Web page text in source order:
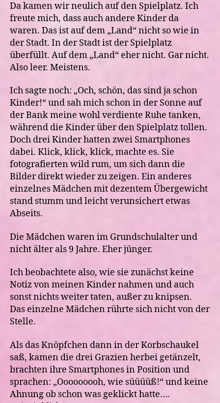
Da kamen wir neulich auf den Spielplatz. Ich
freute mich, dass auch andere Kinder da
waren. Das ist auf dem „Land“ nicht so wie in
der Stadt. In der Stadt ist der Spielplatz
überfüllt. Auf dem „Land“ eher nicht. Gar nicht.
Also leer. Meistens.
Ich sagte noch: „Och, schön, das sind ja schon
Kinder!“ und sah mich schon in der Sonne auf
der Bank meine wohl verdiente Ruhe tanken,
während die Kinder über den Spielplatz tollen.
Doch drei Kinder hatten zwei Smartphones
dabei. Klick, klick, klick, machte es. Sie
fotografierten wild rum, um sich dann die
Bilder direkt wieder zu zeigen. Ein anderes
einzelnes Mädchen mit dezentem Übergewicht
stand stumm und leicht verunsichert etwas
Abseits.
Die Mädchen waren im Grundschulalter und
nicht älter als 9 Jahre. Eher jünger.
Ich beobachtete also, wie sie zunächst keine
Notiz von meinen Kinder nahmen und auch
sonst nichts weiter taten, außer zu knipsen.
Das einzelne Mädchen rührte sich nicht von der
Stelle.
Als das Knöpfchen dann in der Korbschaukel
saß, kamen die drei Grazien herbei getänzelt,
brachten ihre Smartphones in Position und
sprachen: „Ooooooooh, wie süüüüß!“ und keine
Ahnung ob schon was geklickt hatte….